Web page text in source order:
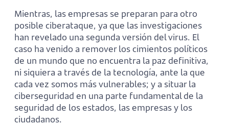
Mientras, las empresas se preparan para otro
posible ciberataque, ya que las investigaciones
han revelado una segunda versión del virus. El
caso ha venido a remover los cimientos políticos
de un mundo que no encuentra la paz definitiva,
ni siquiera a través de la tecnología, ante la que
cada vez somos más vulnerables; y a situar la
ciberseguridad en una parte fundamental de la
seguridad de los estados, las empresas y los
ciudadanos.